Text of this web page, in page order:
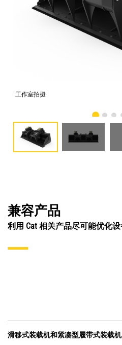
工作室拍摄
兼容产品
利用 Cat 相关产品尽可能优化
滑移式装载机和紧凑型履带式装载机